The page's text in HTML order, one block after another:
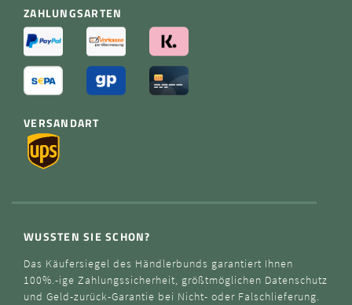
ZAHLUNGSARTEN
VERSANDART
WUSSTEN SIE SCHON?
Das Käufersiegel des Händlerbunds garantiert Ihnen
100%.-ige Zahlungssicherheit, größtmöglichen Datenschutz
und Geld-zurück-Garantie bei Nicht- oder Falschlieferung.